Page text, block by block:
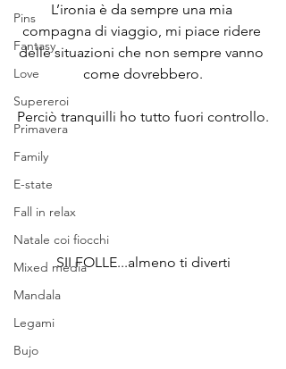
Pins
Fantasy
Love
Supereroi
Primavera
Family
E-state
Fall in relax
Natale coi fiocchi
Mixed media
Mandala
Legami
Bujo
L’ironia è da sempre una mia
compagna di viaggio, mi piace ridere
delle situazioni che non sempre vanno
come dovrebbero.
Perciò tranquilli ho tutto fuori controllo.
SII FOLLE...almeno ti diverti